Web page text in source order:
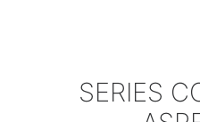
SERIES